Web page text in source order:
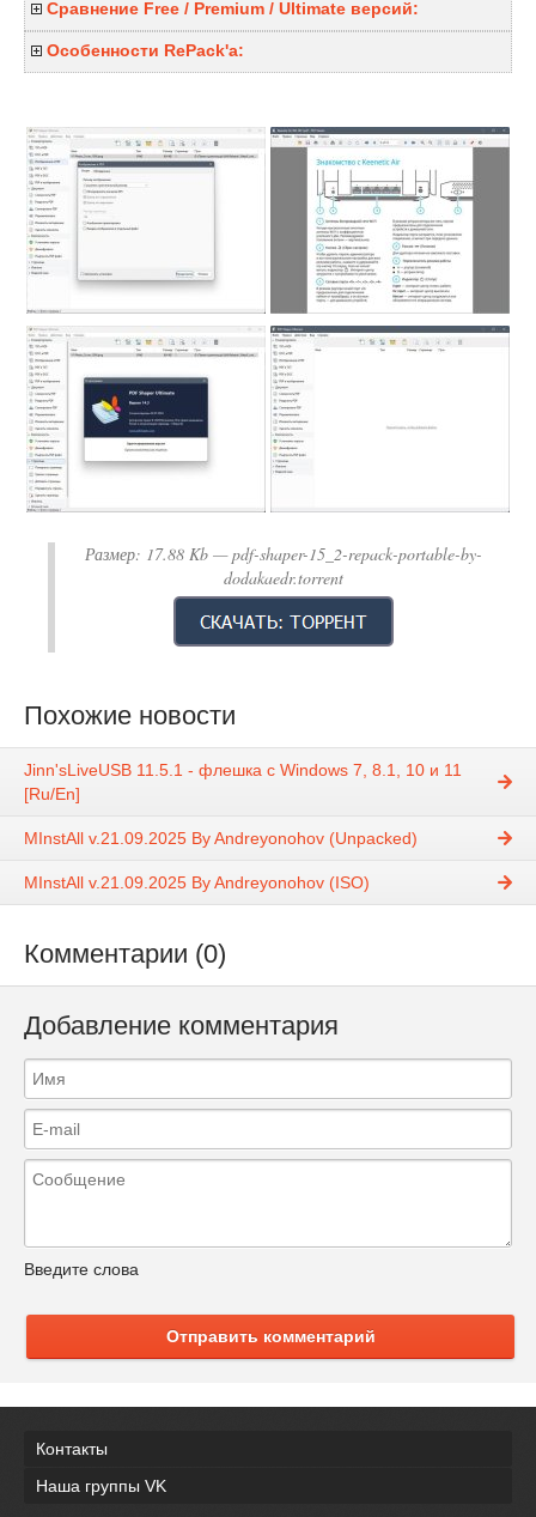
Сравнение Free / Premium / Ultimate версий:
Особенности RePack'a:
Размер: 17.88 Kb — pdf-shaper-15_2-repack-portable-by-
dodakaedr.torrent
Похожие новости
Jinn'sLiveUSB 11.5.1 - флешка с Windows 7, 8.1, 10 и 11
[Ru/En]
MInstAll v.21.09.2025 By Andreyonohov (Unpacked)
MInstAll v.21.09.2025 By Andreyonohov (ISO)
Комментарии (0)
Добавление комментария
Введите слова
Отправить комментарий
Контакты
Наша группы VK